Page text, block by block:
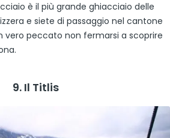
è il più grande ghiacciaio delle
e siete di passaggio nel cantone
vero peccato non fermarsi a scoprire
9. Il Titlis